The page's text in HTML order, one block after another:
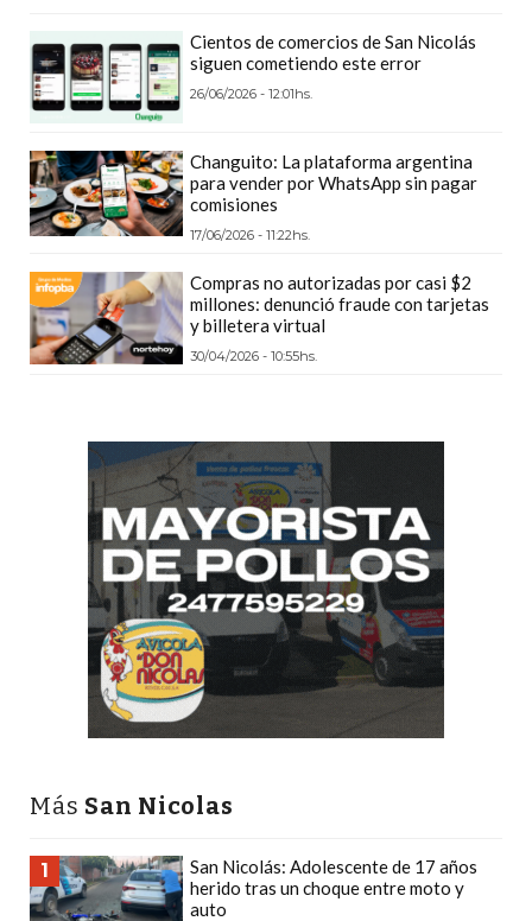
DE
PERGAMINO
LOS
PRECIOS
EN
SUPLEMENTOS
EN
PERGAMINO
SUPLEMENTOS
PERGAMINO:
MEJORES
PRECIOS
PROTEIN
PERGAMINO:
COMPRAR
MEJOR
DE
PERGAMINO
Cientos de comercios de San Nicolás
siguen cometiendo este error
26/06/2026 - 12:01hs.
Changuito: La plataforma argentina
para vender por WhatsApp sin pagar
comisiones
17/06/2026 - 11:22hs.
Compras no autorizadas por casi $2
millones: denunció fraude con tarjetas
y billetera virtual
30/04/2026 - 10:55hs.
Más San Nicolas
1
San Nicolás: Adolescente de 17 años
herido tras un choque entre moto y
auto